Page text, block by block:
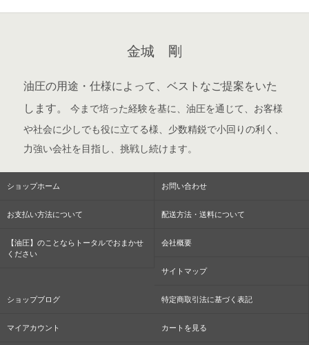
金城 剛
油圧の用途・仕様によって、ベストなご提案をいた
します。
今まで培った経験を基に、油圧を通じて、お客様
や社会に少しでも役に立てる様、少数精鋭で小回りの利く、
力強い会社を目指し、挑戦し続けます。
ショップホーム お問い合わせ
お支払い方法について 配送方法・送料について
【油圧】のことならトータルでおまかせ
ください
会社概要
サイトマップ
ショップブログ 特定商取引法に基づく表記
マイアカウント カートを見る